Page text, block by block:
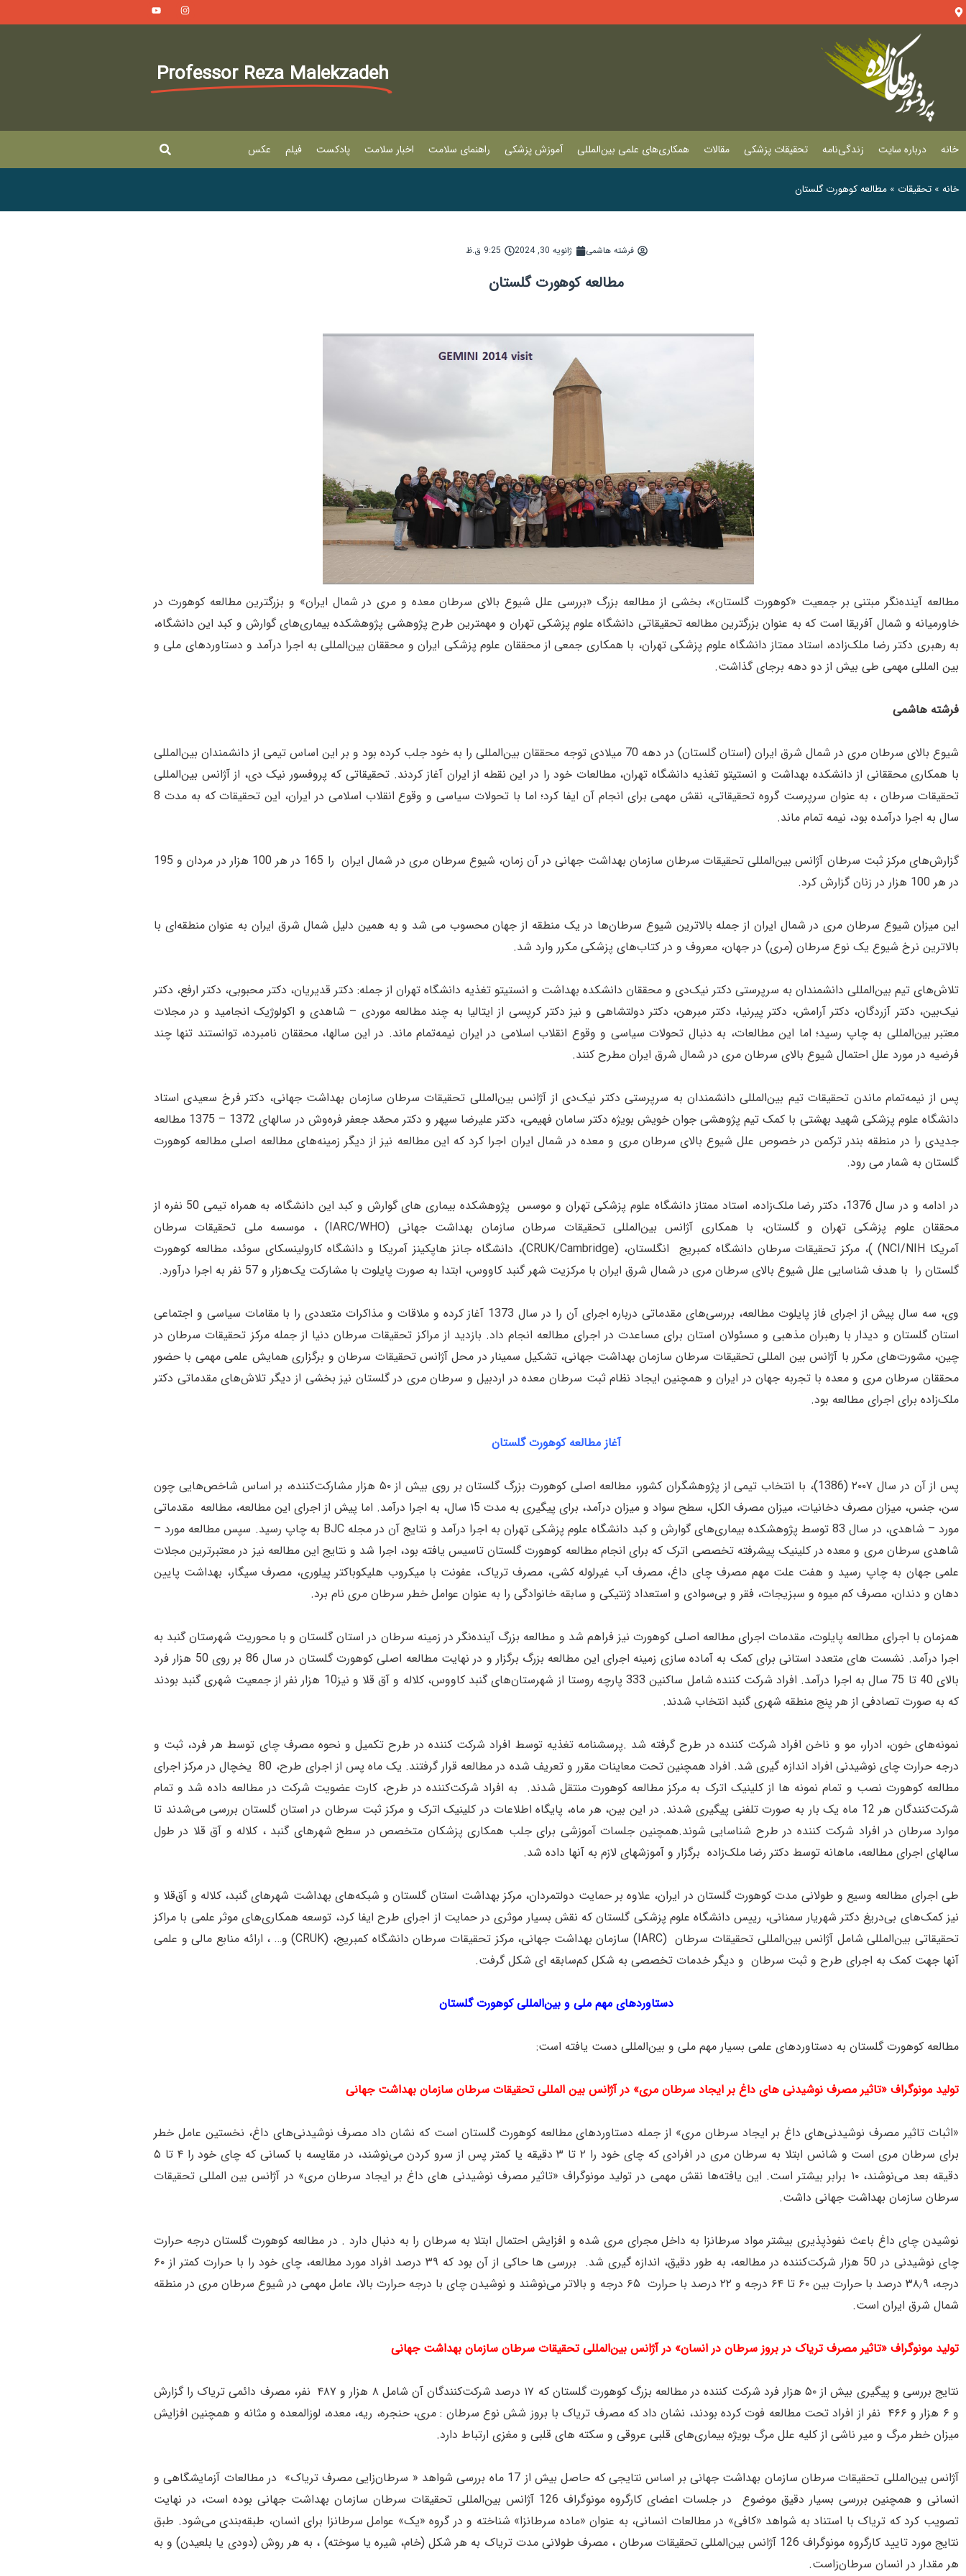
Professor Reza Malekzadeh
خانه درباره سایت زندگی‌نامه تحقیقات پزشکی مقالات همکاری‌های علمی بین‌المللی آموزش پزشکی راهنمای سلامت اخبار سلامت پادکست فیلم عکس
خانه » تحقیقات » مطالعه کوهورت گلستان
فرشته هاشمی ژانویه 30, 2024 9:25 ق.ظ
مطالعه کوهورت گلستان
مطالعه آیند‌ه‌نگر مبتنی بر جمعیت «کوهورت گلستان»، بخشی از مطالعه بزرگ «بررسی علل شیوع بالای سرطان معده و مری در شمال ایران» و بزرگترین مطالعه کوهورت در
خاورمیانه و شمال آفریقا است که به عنوان بزرگترین مطالعه تحقیقاتی دانشگاه علوم پزشکی تهران و مهمترین طرح پژوهشی پژوهشکده بیماری‌های گوارش و کبد این دانشگاه،
به رهبری دکتر رضا ملک‌زاده، استاد ممتاز دانشگاه علوم پزشکی تهران، با همکاری جمعی از محققان علوم پزشکی ایران و محققان بین‌المللی به اجرا درآمد و دستاوردهای ملی و
بین المللی مهمی طی بیش از دو دهه برجای گذاشت.
فرشته هاشمی
شیوع بالای سرطان مری در شمال شرق ایران (استان گلستان) در دهه 70 میلادی توجه محققان بین‌المللی را به خود جلب کرده بود و بر این اساس تیمی از دانشمندان بین‌المللی
با همکاری محققانی از دانشکده بهداشت و انستیتو تغذیه دانشگاه تهران، مطالعات خود را در این نقطه از ایران آغاز کردند. تحقیقاتی که پروفسور نیک ‌دی، از آژانس بین‌المللی
تحقیقات سرطان ، به عنوان سرپرست گروه تحقیقاتی، نقش مهمی برای انجام آن ایفا کرد؛ اما با تحولات سیاسی و وقوع انقلاب اسلامی در ایران، این تحقیقات که به مدت 8
سال به اجرا درآمده بود، نیمه تمام ماند.
گزارش‌های مرکز ثبت سرطان آژانس بین‌المللی تحقیقات سرطان سازمان بهداشت جهانی در آن زمان، شیوع سرطان مری در شمال ایران را 165 در هر 100 هزار در مردان و 195
در هر 100 هزار در زنان گزارش کرد.
این میزان شیوع سرطان مری در شمال ایران از جمله بالاترین شیوع سرطان‌ها در یک منطقه از جهان محسوب می شد و به همین دلیل شمال شرق ایران به عنوان منطقه‌ای با
بالاترین نرخ شیوع یک نوع سرطان (مری) در جهان، معروف و در کتاب‌های پزشکی مکرر وارد شد.
تلاش‌های تیم بین‌المللی دانشمندان به سرپرستی دکتر نیک‌دی و محققان دانشکده بهداشت و انستیتو تغذیه دانشگاه تهران از جمله: دکتر قدیریان، دکتر محبوبی، دکتر ارفع، دکتر
نیک‌بین، دکتر آزردگان، دکتر آرامش، دکتر پیرنیا، دکتر مبرهن، دکتر دولتشاهی و نیز دکتر کرپسی از ایتالیا به چند مطالعه موردی – شاهدی و اکولوژیک انجامید و در مجلات
معتبر بین‌المللی به چاپ رسید؛ اما این مطالعات، به دنبال تحولات سیاسی و وقوع انقلاب اسلامی در ایران نیمه‌تمام ماند. در این سالها، محققان نامبرده، توانستند تنها چند
فرضیه در مورد علل احتمال شیوع بالای سرطان مری در شمال شرق ایران مطرح کنند.
پس از نیمه‌تمام ماندن تحقیقات تیم بین‌المللی دانشمندان به سرپرستی دکتر نیک‌دی از آژانس بین‌المللی تحقیقات سرطان سازمان بهداشت جهانی، دکتر فرخ سعیدی استاد
دانشگاه علوم پزشکی شهید بهشتی با کمک تیم پژوهشی جوان خویش بویژه دکتر سامان فهیمی، دکتر علیرضا سپهر و دکتر محمّد جعفر فره‌وش در سالهای 1372 – 1375 مطالعه
جدیدی را در منطقه بندر ترکمن در خصوص علل شیوع بالای سرطان مری و معده در شمال ایران اجرا کرد که این مطالعه نیز از دیگر زمینه‌های مطالعه اصلی مطالعه کوهورت
گلستان به شمار می رود.
در ادامه و در سال 1376، دکتر رضا ملک‌زاده، استاد ممتاز دانشگاه علوم پزشکی تهران و موسس پژوهشکده بیماری های گوارش و کبد این دانشگاه، به همراه تیمی 50 نفره از
محققان علوم پزشکی تهران و گلستان، با همکاری آژانس بین‌المللی تحقیقات سرطان سازمان بهداشت جهانی (IARC/WHO) ، موسسه ملی تحقیقات سرطان
آمریکا NCI/NIH) )، مرکز تحقیقات سرطان دانشگاه کمبریج انگلستان، (CRUK/Cambridge)، دانشگاه جانز هاپکینز آمریکا و دانشگاه کارولینسکای سوئد، مطالعه کوهورت
گلستان را با هدف شناسایی علل شیوع بالای سرطان مری در شمال شرق ایران با مرکزیت شهر گنبد کاووس، ابتدا به صورت پایلوت با مشارکت یک‌هزار و 57 نفر به اجرا درآورد.
وی، سه سال پیش از اجرای فاز پایلوت مطالعه، بررسی‌های مقدماتی درباره اجرای آن را در سال 1373 آغاز کرده و ملاقات و مذاکرات متعددی را با مقامات سیاسی و اجتماعی
استان گلستان و دیدار با رهبران مذهبی و مسئولان استان برای مساعدت در اجرای مطالعه انجام داد. بازدید از مراکز تحقیقات سرطان دنیا از جمله مرکز تحقیقات سرطان در
چین، مشورت‌های مکرر با آژانس بین المللی تحقیقات سرطان سازمان بهداشت جهانی، تشکیل سمینار در محل آژانس تحقیقات سرطان و برگزاری همایش علمی مهمی با حضور
محققان سرطان مری و معده با تجربه جهان در ایران و همچنین ایجاد نظام ثبت سرطان معده در اردبیل و سرطان مری در گلستان نیز بخشی از دیگر تلاش‌های مقدماتی دکتر
ملک‌زاده برای اجرای مطالعه بود.
آغاز مطالعه کوهورت گلستان
پس از آن در سال ۲۰۰۷ (1386)، با انتخاب تیمی از پژوهشگران کشور، مطالعه اصلی کوهورت بزرگ گلستان بر روی بیش از ۵۰ هزار مشارکت‌کننده، بر اساس شاخص‌هایی چون
سن، جنس، میزان مصرف دخانیات، میزان مصرف الکل، سطح سواد و میزان درآمد، برای پیگیری به مدت ۱5 سال، به اجرا درآمد. اما پیش از اجرای این مطالعه، مطالعه مقدماتی
مورد – شاهدی، در سال 83 توسط پژوهشکده بیماری‌های گوارش و کبد دانشگاه علوم پزشکی تهران به اجرا درآمد و نتایج آن در مجله BJC به چاپ رسید. سپس مطالعه مورد –
شاهدی سرطان مری و معده در کلینیک پیشرفته تخصصی اترک که برای انجام مطالعه کوهورت گلستان تاسیس یافته بود، اجرا شد و نتایج این مطالعه نیز در معتبرترین مجلات
علمی جهان به چاپ رسید و هفت علت مهم مصرف چای داغ، مصرف آب غیرلوله کشی، مصرف تریاک، عفونت با میکروب هلیکوباکتر پیلوری، مصرف سیگار، بهداشت پایین
دهان و دندان، مصرف کم میوه و سبزیجات، فقر و بی‌سوادی و استعداد ژنتیکی و سابقه خانوادگی را به عنوان عوامل خطر سرطان مری نام برد.
همزمان با اجرای مطالعه پایلوت، مقدمات اجرای مطالعه اصلی کوهورت نیز فراهم شد و مطالعه بزرگ آینده‌نگر در زمینه سرطان در استان گلستان و با محوریت شهرستان گنبد به
اجرا درآمد. نشست های متعدد استانی برای کمک به آماده سازی زمینه اجرای این مطالعه بزرگ برگزار و در نهایت مطالعه اصلی کوهورت گلستان در سال 86 بر روی 50 هزار فرد
بالای 40 تا 75 سال به اجرا درآمد. افراد شرکت کننده شامل ساکنین 333 پارچه روستا از شهرستان‌های گنبد کاووس، کلاله و آق قلا و نیز10 هزار نفر از جمعیت شهری گنبد بودند
که به صورت تصادفی از هر پنج منطقه شهری گنبد انتخاب شدند.
نمونه‌های خون، ادرار، مو و ناخن افراد شرکت کننده در طرح گرفته شد .پرسشنامه تغذیه توسط افراد شرکت کننده در طرح تکمیل و نحوه مصرف چای توسط هر فرد، ثبت و
درجه حرارت چای نوشیدنی افراد اندازه گیری شد. افراد همچنین تحت معاینات مقرر و تعریف شده در مطالعه قرار گرفتند. یک ماه پس از اجرای طرح، 80 یخچال در مرکز اجرای
مطالعه کوهورت نصب و تمام نمونه ها از کلینیک اترک به مرکز مطالعه کوهورت منتقل شدند. به افراد شرکت‌کننده در طرح، کارت عضویت شرکت در مطالعه داده شد و تمام
شرکت‌کنندگان هر 12 ماه یک بار به صورت تلفنی پیگیری شدند. در این بین، هر ماه، پایگاه اطلاعات در کلینیک اترک و مرکز ثبت سرطان در استان گلستان بررسی می‌شدند تا
موارد سرطان در افراد شرکت کننده در طرح شناسایی شوند.همچنین جلسات آموزشی برای جلب همکاری پزشکان متخصص در سطح شهرهای گنبد ، کلاله و آق قلا در طول
سالهای اجرای مطالعه، ماهانه توسط دکتر رضا ملک‌زاده برگزار و آموزشهای لازم به آنها داده شد.
طی اجرای مطالعه وسیع و طولانی مدت کوهورت گلستان در ایران، علاوه بر حمایت دولتمردان، مرکز بهداشت استان گلستان و شبکه‌های بهداشت شهرهای گنبد، کلاله و آق‌قلا و
نیز کمک‌های بی‌دریغ دکتر شهریار سمنانی، رییس دانشگاه علوم پزشکی گلستان که نقش بسیار موثری در حمایت از اجرای طرح ایفا کرد، توسعه همکاری‌های موثر علمی با مراکز
تحقیقاتی بین‌المللی شامل آژانس بین‌المللی تحقیقات سرطان (IARC) سازمان بهداشت جهانی، مرکز تحقیقات سرطان دانشگاه کمبریج، (CRUK) و… ، ارائه منابع مالی و علمی
آنها جهت کمک به اجرای طرح و ثبت سرطان و دیگر خدمات تخصصی به شکل کم‌سابقه ای شکل گرفت.
دستاوردهای مهم ملی و بین‌المللی کوهورت گلستان
مطالعه کوهورت گلستان به دستاوردهای علمی بسیار مهم ملی و بین‌المللی دست یافته است:
تولید مونوگراف «تاثیر مصرف نوشیدنی های داغ بر ایجاد سرطان مری» در آژانس بین المللی تحقیقات سرطان سازمان بهداشت جهانی
«اثبات تاثیر مصرف نوشیدنی‌های داغ بر ایجاد سرطان مری» از جمله دستاوردهای مطالعه کوهورت گلستان است که نشان داد مصرف نوشیدنی‌های داغ، نخستین عامل خطر
برای سرطان مری است و شانس ابتلا به سرطان مری در افرادی که چای خود را ۲ تا ۳ دقیقه یا کمتر پس از سرو کردن می‌نوشند، در مقایسه با کسانی که چای خود را ۴ تا ۵
دقیقه بعد می‌نوشند، ۱۰ برابر بیشتر است. این یافته‌ها نقش مهمی در تولید مونوگراف «تاثیر مصرف نوشیدنی های داغ بر ایجاد سرطان مری» در آژانس بین المللی تحقیقات
سرطان سازمان بهداشت جهانی داشت.
نوشیدن چای داغ باعث نفوذپذیری بیشتر مواد سرطانزا به داخل مجرای مری شده و افزایش احتمال ابتلا به سرطان را به دنبال دارد . در مطالعه کوهورت گلستان درجه حرارت
چای نوشیدنی در 50 هزار شرکت‌کننده در مطالعه، به طور دقیق، اندازه گیری شد. بررسی ها حاکی از آن بود که ۳۹ درصد افراد مورد مطالعه، چای خود را با حرارت کمتر از ۶۰
درجه، ۳۸٫۹ درصد با حرارت بین ۶۰ تا ۶۴ درجه و ۲۲ درصد با حرارت ۶۵ درجه و بالاتر می‌نوشند و نوشیدن چای با درجه حرارت بالا، عامل مهمی در شیوع سرطان مری در منطقه
شمال شرق ایران است.
تولید مونوگراف «تاثیر مصرف تریاک در بروز سرطان در انسان» در آژانس بین‌المللی تحقیقات سرطان سازمان بهداشت جهانی
نتایج بررسی و پیگیری بیش از ۵۰ هزار فرد شرکت کننده در مطالعه بزرگ کوهورت گلستان که ۱۷ درصد شرکت‌کنندگان آن شامل ۸ هزار و ۴۸۷ نفر، مصرف دائمی تریاک را گزارش
و ۶ هزار و ۴۶۶ نفر از افراد تحت مطالعه فوت کرده بودند، نشان داد که مصرف تریاک با بروز شش نوع سرطان : مری، حنجره، ریه، معده، لوزالمعده و مثانه و همچنین افزایش
میزان خطر مرگ و میر ناشی از کلیه علل مرگ بویژه بیماری‌های قلبی عروقی و سکته های قلبی و مغزی ارتباط دارد.
آژانس بین‌المللی تحقیقات سرطان سازمان بهداشت جهانی بر اساس نتایجی که حاصل بیش از 17 ماه بررسی شواهد « سرطان‌زایی مصرف تریاک» در مطالعات آزمایشگاهی و
انسانی و همچنین بررسی بسیار دقیق موضوع در جلسات اعضای کارگروه مونوگراف 126 آژانس بین‌المللی تحقیقات سرطان سازمان بهداشت جهانی بوده است، در نهایت
تصویب کرد که تریاک با استناد به شواهد «کافی» در مطالعات انسانی، به عنوان «ماده سرطانزا» شناخته و در گروه «یک» عوامل سرطانزا برای انسان، طبقه‌بندی می‌شود. طبق
نتایج مورد تایید کارگروه مونوگراف 126 آژانس بین‌المللی تحقیقات سرطان ، مصرف طولانی مدت تریاک به هر شکل (خام، شیره یا سوخته) ، به هر روش (دودی یا بلعیدن) و به
هر مقدار در انسان سرطان‌زاست.